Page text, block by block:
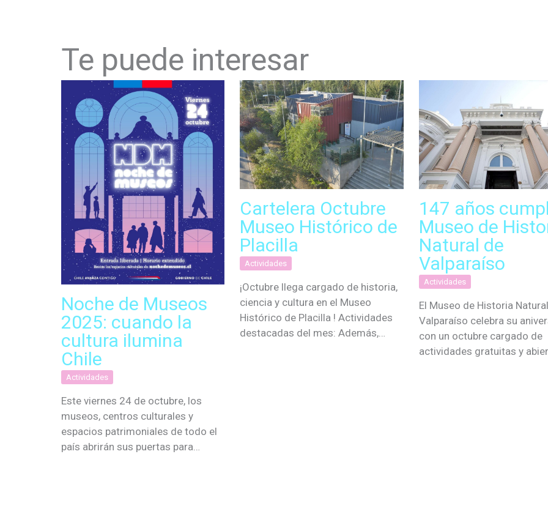
Te puede interesar
Noche de Museos
2025: cuando la
cultura ilumina
Chile
Actividades
Este viernes 24 de octubre, los
museos, centros culturales y
espacios patrimoniales de todo el
país abrirán sus puertas para…
Cartelera Octubre
Museo Histórico de
Placilla
Actividades
¡Octubre llega cargado de historia,
ciencia y cultura en el Museo
Histórico de Placilla ! Actividades
destacadas del mes: Además,…
147 años
Museo de
Natural de
Valparaíso
Actividades
El Museo de Historia
Valparaíso celebra su
con un octubre cargado de
actividades gratuitas y